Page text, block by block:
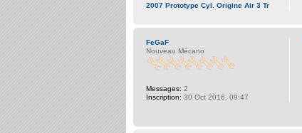
2007 Prototype Cyl. Origine Air 3 Tr
FeGaF
Nouveau Mécano
Messages: 2
Inscription: 30 Oct 2016, 09:47